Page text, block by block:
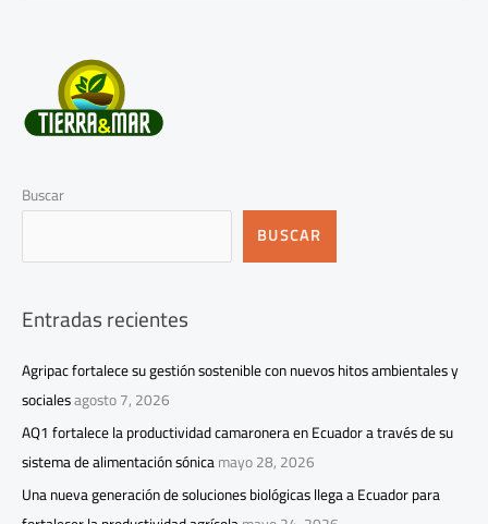
Buscar
BUSCAR
Entradas recientes
Agripac fortalece su gestión sostenible con nuevos hitos ambientales y
socialesagosto 7, 2026
AQ1 fortalece la productividad camaronera en Ecuador a través de su
sistema de alimentación sónicamayo 28, 2026
Una nueva generación de soluciones biológicas llega a Ecuador para